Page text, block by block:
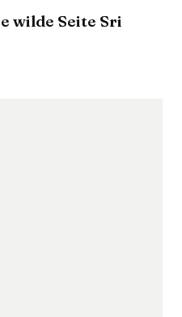
wilde Seite Sri